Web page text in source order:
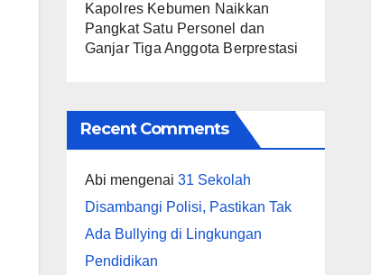
Kapolres Kebumen Naikkan
Pangkat Satu Personel dan
Ganjar Tiga Anggota Berprestasi
Recent Comments
Abi mengenai 31 Sekolah
Disambangi Polisi, Pastikan Tak
Ada Bullying di Lingkungan
Pendidikan